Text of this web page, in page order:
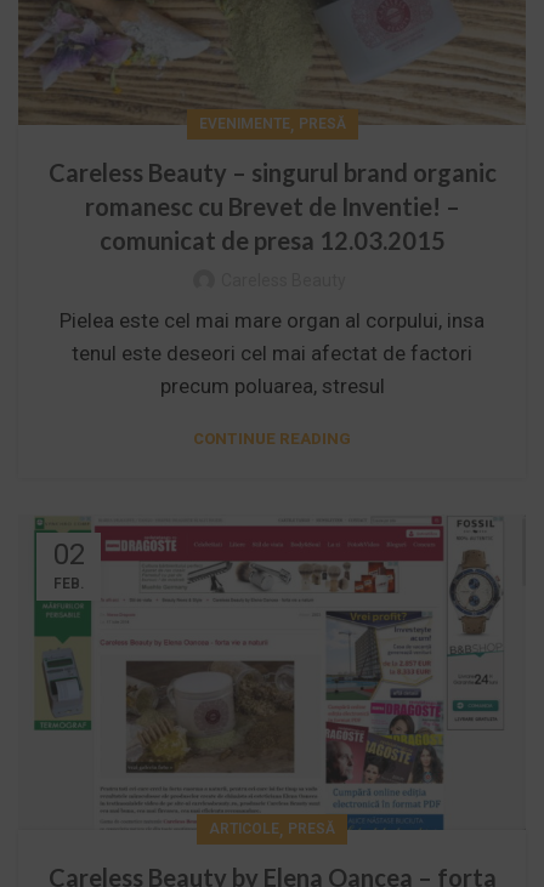
EVENIMENTE, PRESĂ
Careless Beauty – singurul brand organic
romanesc cu Brevet de Inventie! –
comunicat de presa 12.03.2015
Pielea este cel mai mare organ al corpului, insa
tenul este deseori cel mai afectat de factori
precum poluarea, stresul
CONTINUE READING
02
FEB.
ARTICOLE, PRESĂ
Careless Beauty by Elena Oancea – forta